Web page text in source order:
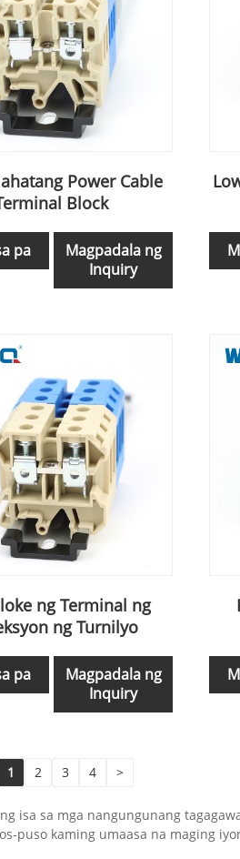
Power Cable
Block
pa
Magpadala ng
Inquiry
ng Terminal ng
ng Turnilyo
pa
Magpadala ng
Inquiry
1 2 3 4 >
isa sa mga nangungunang
puso kaming umaasa na maging